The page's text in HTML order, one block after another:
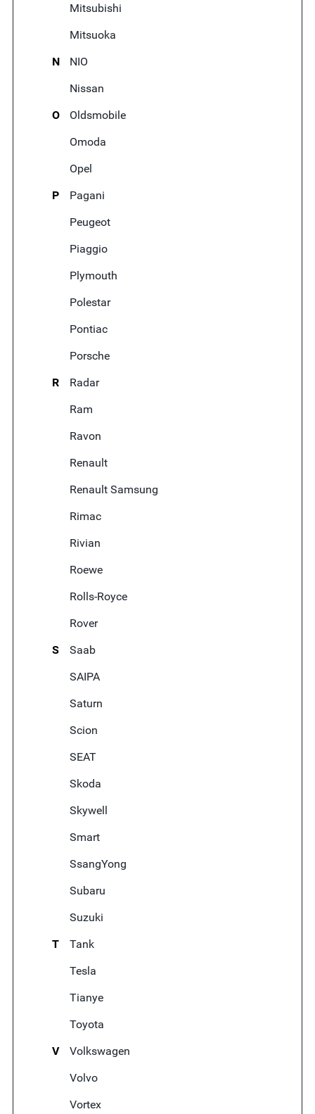
Mitsubishi
Mitsuoka
N
NIO
Nissan
O
Oldsmobile
Omoda
Opel
P
Pagani
Peugeot
Piaggio
Plymouth
Polestar
Pontiac
Porsche
R
Radar
Ram
Ravon
Renault
Renault Samsung
Rimac
Rivian
Roewe
Rolls-Royce
Rover
S
Saab
SAIPA
Saturn
Scion
SEAT
Skoda
Skywell
Smart
SsangYong
Subaru
Suzuki
T
Tank
Tesla
Tianye
Toyota
V
Volkswagen
Volvo
Vortex